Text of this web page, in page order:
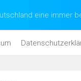
eine immer